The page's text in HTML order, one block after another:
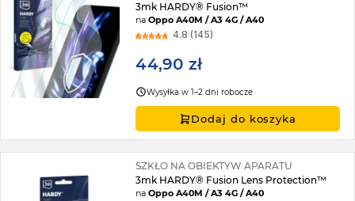
3mk HARDY® Fusion™
naOppo A40M / A3 4G / A40
4.8 (145)
44,90 zł
Wysyłka w 1–2 dni robocze
Dodaj do koszyka
SZKŁO NA OBIEKTYW APARATU
3mk HARDY® Fusion Lens Protection™
naOppo A40M / A3 4G / A40